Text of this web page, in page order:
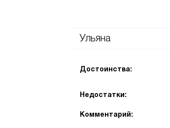
Ульяна
Достоинства:
Недостатки:
Комментарий: